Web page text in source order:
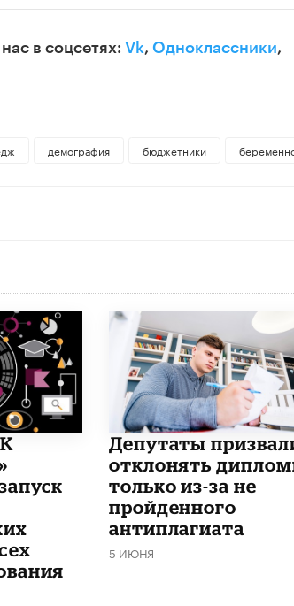
в соцсетях: Vk, Одноклассники,
демография бюджетники
Депутаты
отклонять
только из-за не
пройденного
антиплагиата
5 ИЮНЯ